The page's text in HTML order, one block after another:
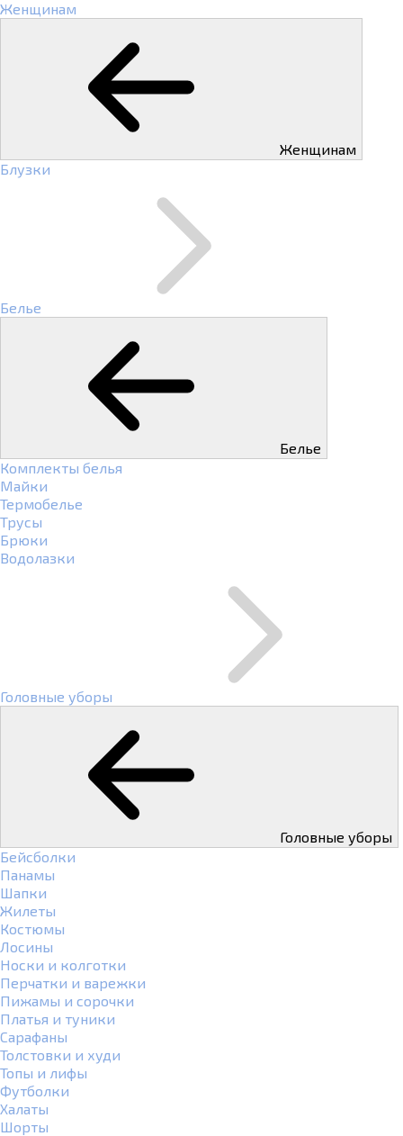
Женщинам
Женщинам
Блузки
Белье
Белье
Комплекты белья
Майки
Термобелье
Трусы
Брюки
Водолазки
Головные уборы
Головные уборы
Бейсболки
Панамы
Шапки
Жилеты
Костюмы
Лосины
Носки и колготки
Перчатки и варежки
Пижамы и сорочки
Платья и туники
Сарафаны
Толстовки и худи
Топы и лифы
Футболки
Халаты
Шорты